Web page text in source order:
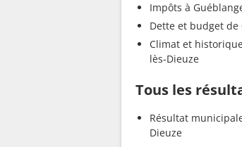
Impôts à
Dette et budget de
Climat et
lès-Dieuze
Tous les
Résultat
Dieuze